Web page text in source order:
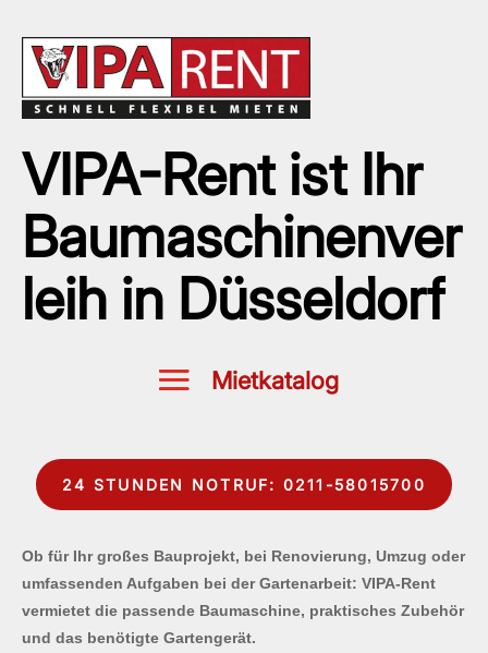
VIPA-Rent ist Ihr
Baumaschinenver
leih in Düsseldorf
24 STUNDEN NOTRUF: 0211-58015700
Ob für Ihr großes Bauprojekt, bei Renovierung, Umzug oder
umfassenden Aufgaben bei der Gartenarbeit: VIPA-Rent
vermietet die passende Baumaschine, praktisches Zubehör
und das benötigte Gartengerät.